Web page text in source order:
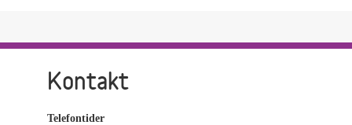
Kontakt
Telefontider